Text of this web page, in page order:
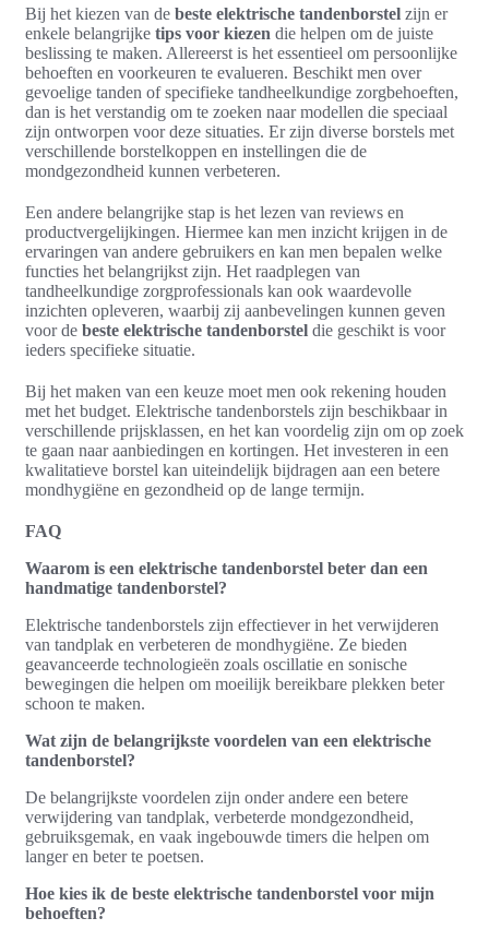
Bij het kiezen van de beste elektrische tandenborstel zijn er
enkele belangrijke tips voor kiezen die helpen om de juiste
beslissing te maken. Allereerst is het essentieel om persoonlijke
behoeften en voorkeuren te evalueren. Beschikt men over
gevoelige tanden of specifieke tandheelkundige zorgbehoeften,
dan is het verstandig om te zoeken naar modellen die speciaal
zijn ontworpen voor deze situaties. Er zijn diverse borstels met
verschillende borstelkoppen en instellingen die de
mondgezondheid kunnen verbeteren.
Een andere belangrijke stap is het lezen van reviews en
productvergelijkingen. Hiermee kan men inzicht krijgen in de
ervaringen van andere gebruikers en kan men bepalen welke
functies het belangrijkst zijn. Het raadplegen van
tandheelkundige zorgprofessionals kan ook waardevolle
inzichten opleveren, waarbij zij aanbevelingen kunnen geven
voor de beste elektrische tandenborstel die geschikt is voor
ieders specifieke situatie.
Bij het maken van een keuze moet men ook rekening houden
met het budget. Elektrische tandenborstels zijn beschikbaar in
verschillende prijsklassen, en het kan voordelig zijn om op zoek
te gaan naar aanbiedingen en kortingen. Het investeren in een
kwalitatieve borstel kan uiteindelijk bijdragen aan een betere
mondhygiëne en gezondheid op de lange termijn.
FAQ
Waarom is een elektrische tandenborstel beter dan een
handmatige tandenborstel?
Elektrische tandenborstels zijn effectiever in het verwijderen
van tandplak en verbeteren de mondhygiëne. Ze bieden
geavanceerde technologieën zoals oscillatie en sonische
bewegingen die helpen om moeilijk bereikbare plekken beter
schoon te maken.
Wat zijn de belangrijkste voordelen van een elektrische
tandenborstel?
De belangrijkste voordelen zijn onder andere een betere
verwijdering van tandplak, verbeterde mondgezondheid,
gebruiksgemak, en vaak ingebouwde timers die helpen om
langer en beter te poetsen.
Hoe kies ik de beste elektrische tandenborstel voor mijn
behoeften?